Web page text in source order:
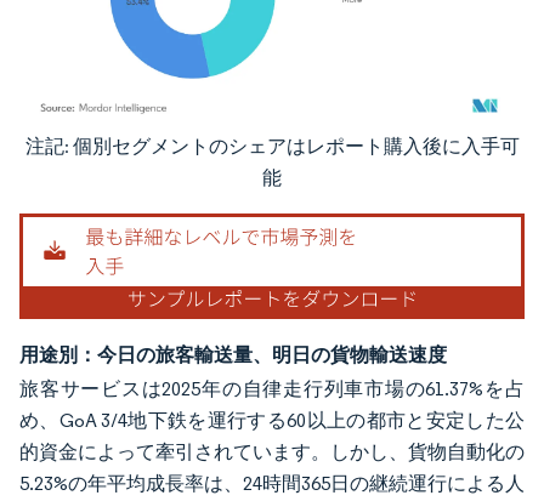
画像 © Mordor Intelligence。再利用にはCC BY 4.0の表示が必要です。
注記: 個別セグメントのシェアはレポート購入後に入手可
能
用途別：今日の旅客輸送量、明日の貨物輸送速度
旅客サービスは2025年の自律走行列車市場の61.37%を占
め、GoA 3/4地下鉄を運行する60以上の都市と安定した公
的資金によって牽引されています。しかし、貨物自動化の
5.23%の年平均成長率は、24時間365日の継続運行による人